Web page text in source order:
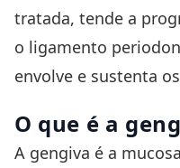
tratada, tende a
o ligamento
envolve e sustenta
O que é a
A gengiva é a